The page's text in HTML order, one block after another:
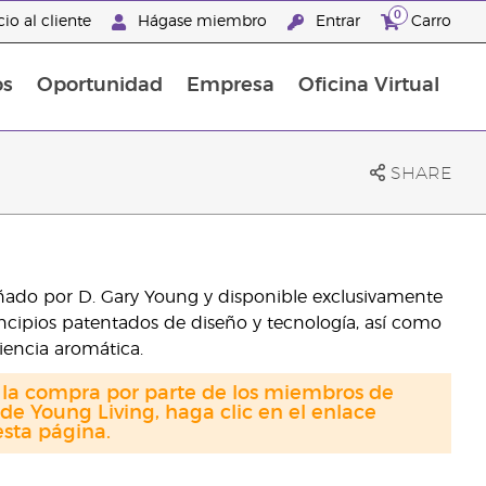
al cliente Hágase miembro Entrar 0 Carro
Oportunidad Empresa Oficina Virtual
SHARE
por D. Gary Young y disponible exclusivamente
patentados de diseño y tecnología, así como
aromática.
compra por parte de los miembros de
Young Living, haga clic en el enlace
página.